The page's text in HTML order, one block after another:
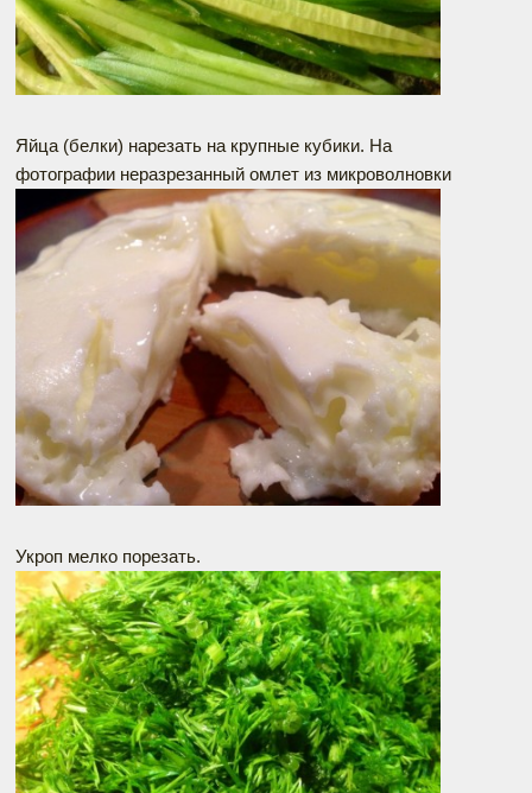
Яйца (белки) нарезать на крупные кубики. На
фотографии неразрезанный омлет из микроволновки
Укроп мелко порезать.